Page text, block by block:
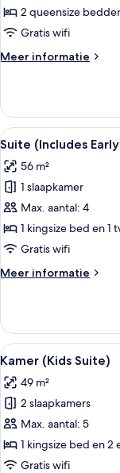
queensize
bedden,
roken,
lagune
laden
2 queensize
Gratis wifi
Meer informatie
Meer
2
queensize
bedden,
roken,
uitzicht
lagune
Alle
foto's
voor
Suite
(Includes
Early
Park
laden
4
Suite (Includes
56 m²
1 slaapkamer
Max. aantal: 4
1 kingsize bed en 1
Gratis wifi
Meer informatie
Meer
(Includes
Early
Park
Admission*)
Alle
foto's
voor
Kamer
(Kids
Suite)
laden
5
Kamer (Kids Suite)
49 m²
2 slaapkamers
Max. aantal: 5
1 kingsize bed en
Gratis wifi